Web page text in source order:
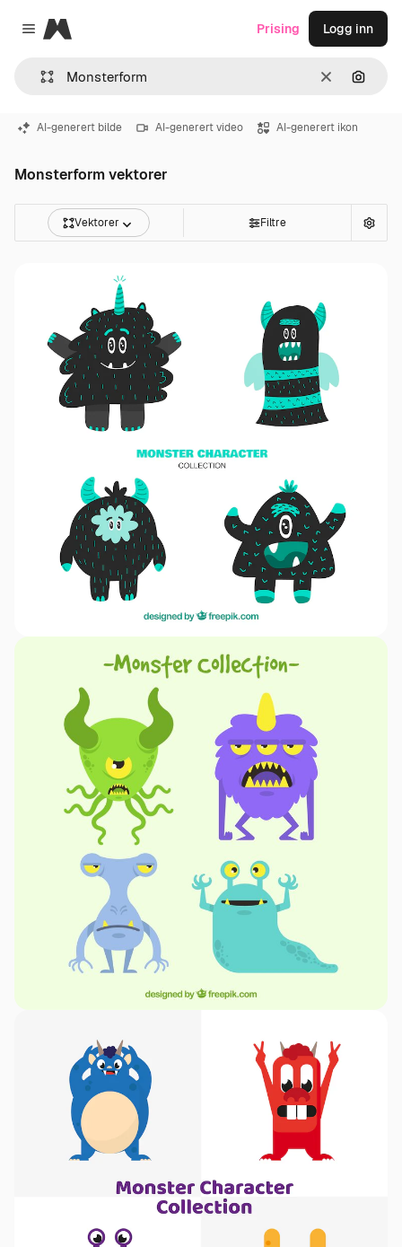
Close menu
Magnific
Slett Søk
Prising Logg inn
AI-generert bilde AI-generert video AI-generert ikon
Monsterform vektorer
Vektorer Filtre